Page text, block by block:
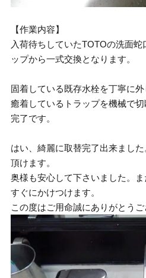
【作業内容】
入荷待ちしていたTOTOの洗面
ップから一式交換となります。
固着している既存水栓を丁寧に外
癒着しているトラップを機械で
完了です。
はい、綺麗に取替完了出来まし
頂けます。
奥様も安心して下さいました。ま
すぐにかけつけます。
この度はご用命誠にありがとうご